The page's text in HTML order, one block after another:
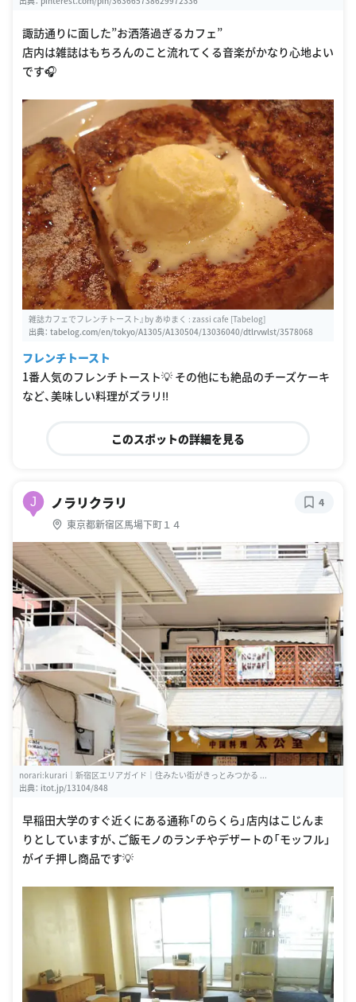
諏訪通りに面した”お洒落過ぎるカフェ”
店内は雑誌はもちろんのこと流れてくる音楽がかなり心地よい
です🎧
雑誌カフェでフレンチトースト』by あゆまく : zassi cafe [Tabelog]
出典： tabelog.com/en/tokyo/A1305/A130504/13036040/dtlrvwlst/3578068
フレンチトースト
1番人気のフレンチトースト💡 その他にも絶品のチーズケーキ
など、美味しい料理がズラリ‼️
このスポットの詳細を見る
J ノラリクラリ
東京都新宿区馬場下町１４
4
norari:kurari｜新宿区エリアガイド｜住みたい街がきっとみつかる ...
出典： itot.jp/13104/848
早稲田大学のすぐ近くにある通称「のらくら」店内はこじんま
りとしていますが、ご飯モノのランチやデザートの「モッフル」
がイチ押し商品です💡